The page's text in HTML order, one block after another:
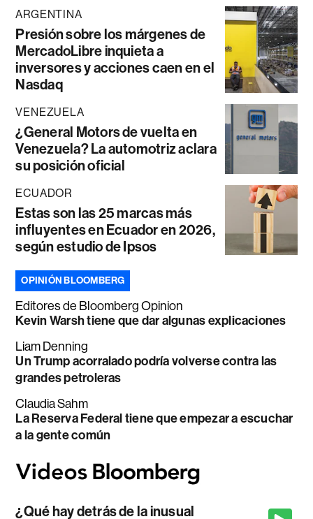
ARGENTINA
Presión sobre los márgenes de
MercadoLibre inquieta a
inversores y acciones caen en el
Nasdaq
VENEZUELA
¿General Motors de vuelta en
Venezuela? La automotriz aclara
su posición oficial
ECUADOR
Estas son las 25 marcas más
influyentes en Ecuador en 2026,
según estudio de Ipsos
OPINIÓN BLOOMBERG
Editores de Bloomberg Opinion
Kevin Warsh tiene que dar algunas explicaciones
Liam Denning
Un Trump acorralado podría volverse contra las
grandes petroleras
Claudia Sahm
La Reserva Federal tiene que empezar a escuchar
a la gente común
¿Qué hay detrás de la inusual